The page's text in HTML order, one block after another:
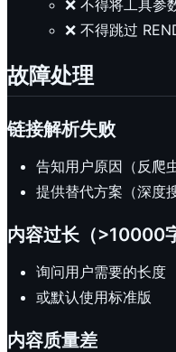
❌ 不得将工具参
❌ 不得跳过
故障处理
链接解析失败
告知用户原因（反爬
提供替代方案（深度
内容过长（>10000
询问用户需要的长度
或默认使用标准版
内容质量差